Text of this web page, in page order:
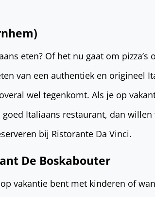
eten? Of het nu gaat om pizza’s
van een authentiek en origineel
wel tegenkomt. Als je op
Italiaans restaurant, dan willen
bij Ristorante Da Vinci.
De Boskabouter
vakantie bent met kinderen of